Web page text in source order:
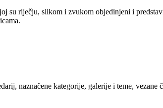
su riječju, slikom i zvukom objedinjeni i
naznačene kategorije, galerije i teme,